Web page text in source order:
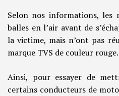
Selon nos informations,
balles en l’air avant de
la victime, mais n’ont pas
marque TVS de couleur rouge.
Ainsi, pour essayer de
certains conducteurs de